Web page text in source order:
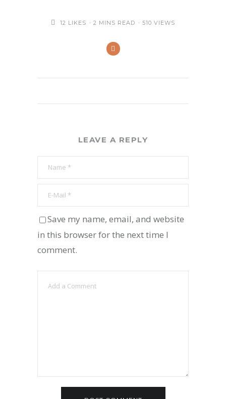
12 LIKES 2 MINS READ 510 VIEWS
LEAVE A REPLY
Save my name, email, and website
in this browser for the next time I
comment.